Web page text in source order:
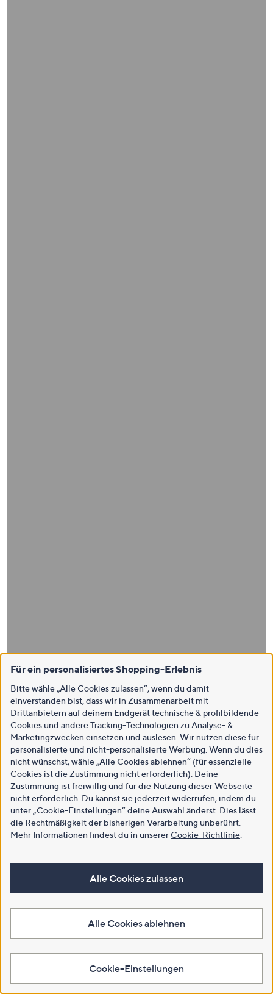
Für ein personalisiertes Shopping-Erlebnis
Bitte wähle „Alle Cookies zulassen“, wenn du damit
einverstanden bist, dass wir in Zusammenarbeit mit
Drittanbietern auf deinem Endgerät technische & profilbildende
Cookies und andere Tracking-Technologien zu Analyse- &
Marketingzwecken einsetzen und auslesen. Wir nutzen diese für
personalisierte und nicht-personalisierte Werbung. Wenn du dies
nicht wünschst, wähle „Alle Cookies ablehnen“ (für essenzielle
Cookies ist die Zustimmung nicht erforderlich). Deine
Zustimmung ist freiwillig und für die Nutzung dieser Webseite
nicht erforderlich. Du kannst sie jederzeit widerrufen, indem du
unter „Cookie-Einstellungen“ deine Auswahl änderst. Dies lässt
die Rechtmäßigkeit der bisherigen Verarbeitung unberührt.
Mehr Informationen findest du in unsererCookie-Richtlinie
Alle Cookies zulassen
Alle Cookies ablehnen
Cookie-Einstellungen